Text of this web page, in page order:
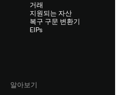
거래
지원되는 자산
복구 구문 변환기
EIPs
알아보기